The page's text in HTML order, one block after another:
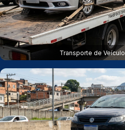
Transporte de